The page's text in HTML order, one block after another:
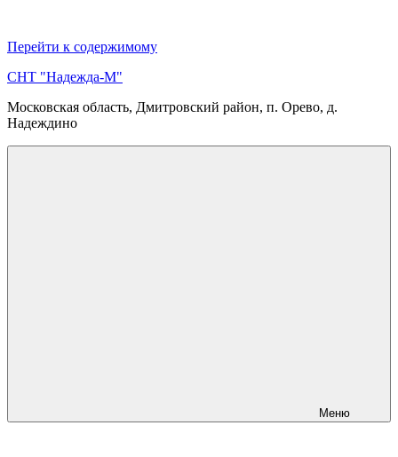
Перейти к содержимому
СНТ "Надежда-М"
Московская область, Дмитровский район, п. Орево, д.
Надеждино
Меню